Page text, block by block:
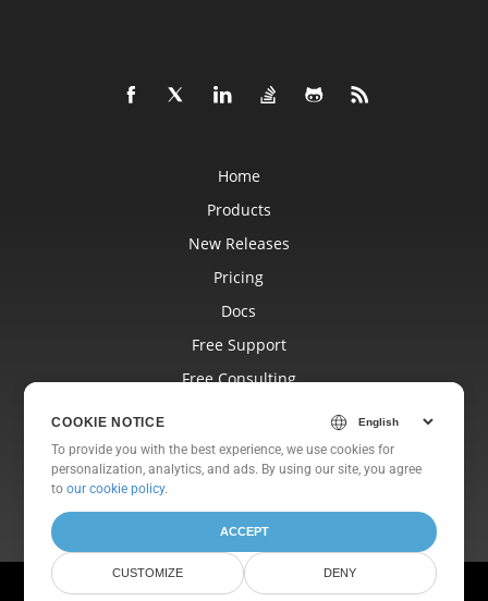
Home
Products
New Releases
Pricing
Docs
Free Support
Free Consulting
Websites
About
© Aspose Pty Ltd 2001-2026. All Rights Reserved.
COOKIE NOTICE
To provide you with the best experience, we use cookies for
personalization, analytics, and ads. By using our site, you agree
toour cookie policy.
ACCEPT
CUSTOMIZE DENY